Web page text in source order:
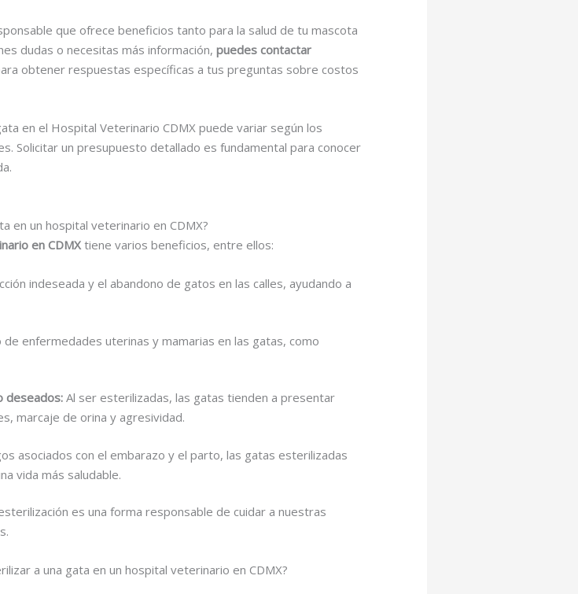
que ofrece beneficios tanto para la salud de tu mascota
dudas o necesitas más información, puedes contactar
obtener respuestas específicas a tus preguntas sobre costos
en el Hospital Veterinario CDMX puede variar según los
Solicitar un presupuesto detallado es fundamental para conocer
en un hospital veterinario en CDMX?
en CDMXtiene varios beneficios, entre ellos:
indeseada y el abandono de gatos en las calles, ayudando a
de enfermedades uterinas y mamarias en las gatas, como
deseados: Al ser esterilizadas, las gatas tienden a presentar
marcaje de orina y agresividad.
asociados con el embarazo y el parto, las gatas esterilizadas
vida más saludable.
es una forma responsable de cuidar a nuestras
a una gata en un hospital veterinario en CDMX?